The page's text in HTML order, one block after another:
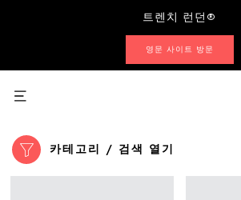
트렌치 런던®
영문 사이트 방문
카테고리 / 검색 열기